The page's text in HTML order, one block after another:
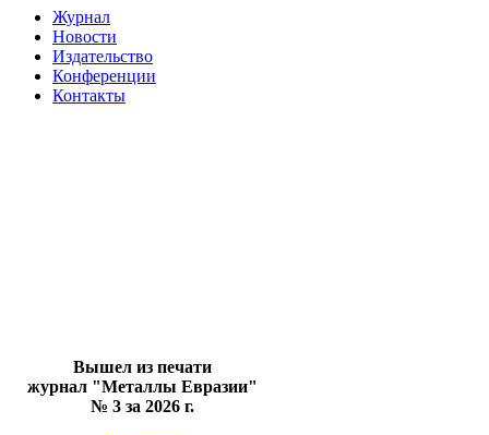
Журнал
Новости
Издательство
Конференции
Контакты
Вышел из печати
журнал "Металлы Евразии"
№ 3 за 2026 г.